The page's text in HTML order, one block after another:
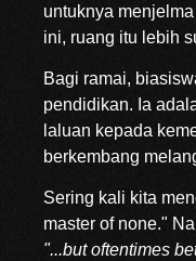
untuknya
ini, ruang itu lebih
Bagi ramai,
pendidikan. Ia
laluan kepada
berkembang
Sering kali kita
master of none."
"...but oftentimes